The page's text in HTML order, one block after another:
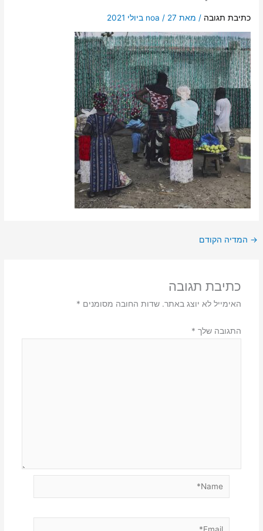
כתיבת תגובה / מאת noa / 27 ביולי 2021
→ המדיה הקודם
כתיבת תגובה
האימייל לא יוצג באתר. שדות החובה מסומנים *
התגובה שלך *
Email*